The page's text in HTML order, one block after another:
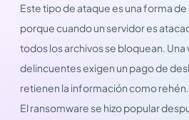
Este tipo de ataque es una forma
porque cuando un servidor es
todos los archivos se bloquean. Una
delincuentes exigen un pago de
retienen la información como rehén.
El ransomware se hizo popular